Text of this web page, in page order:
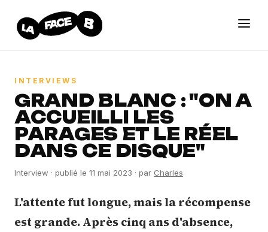
INTERVIEWS
GRAND BLANC : "ON A
ACCUEILLI LES
PARAGES ET LE RÉEL
DANS CE DISQUE"
Interview · publié le 11 mai 2023 · par Charles
L'attente fut longue, mais la récompense
est grande. Après cinq ans d'absence,